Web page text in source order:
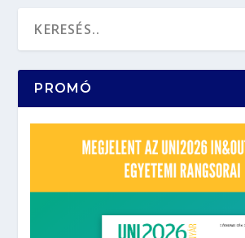
PROMÓ